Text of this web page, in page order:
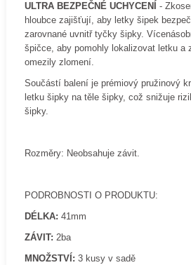
ULTRA BEZPEČNÉ UCHYCENÍ
-
hloubce zajišťují, aby letky šipek
zarovnané uvnitř tyčky šipky.
špičce, aby pomohly lokalizovat letku a
omezily zlomení.
Součástí balení je prémiový pružinový
letku šipky na těle šipky, což snižuje
šipky.
Rozměry: Neobsahuje závit.
PODROBNOSTI O PRODUKTU:
DÉLKA:41mm
ZÁVIT:2ba
MNOŽSTVÍ:3 kusy v sadě